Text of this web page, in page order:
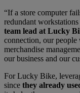
“If a store computer
redundant
team lead at Lucky
connection, our people
merchandise
our business and our
For Lucky Bike,
since they already